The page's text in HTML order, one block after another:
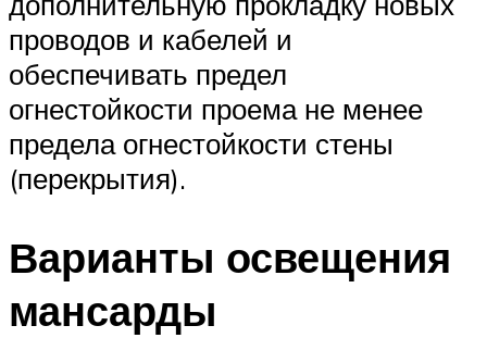
проводов и кабелей и
обеспечивать предел
огнестойкости проема не менее
предела огнестойкости стены
(перекрытия).
Варианты освещения
мансарды